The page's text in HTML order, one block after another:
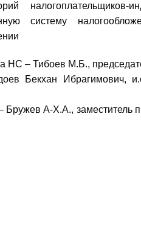
налогоплательщиков-
систему
– Тибоев М.Б.,
Бекхан Ибрагимович,
А-Х.А., заместитель